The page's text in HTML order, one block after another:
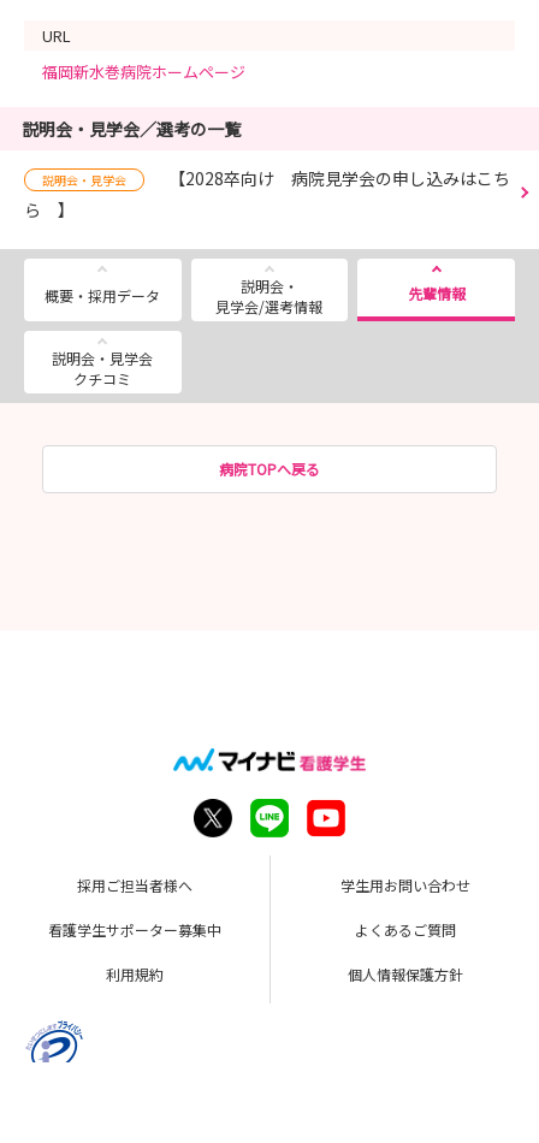
URL
福岡新水巻病院ホームページ
説明会・見学会／選考の一覧
説明会・見学会
【2028卒向け 病院見学会の申し込みはこち
ら 】
概要・採用データ
説明会・
見学会/選考情報
先輩情報
説明会・見学会
クチコミ
病院TOPへ戻る
採用ご担当者様へ 学生用お問い合わせ
看護学生サポーター募集中 よくあるご質問
利用規約 個人情報保護方針